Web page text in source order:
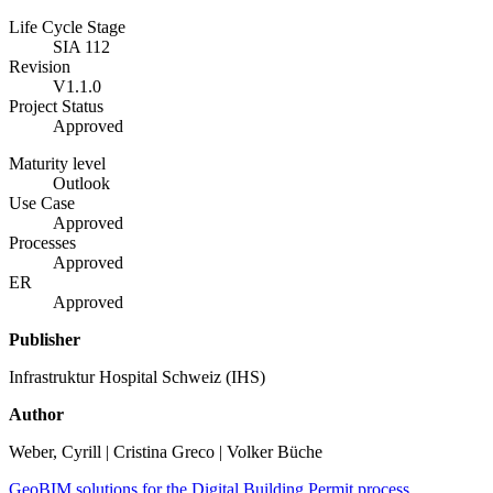
Life Cycle Stage
SIA 112
Revision
V1.1.0
Project Status
Approved
Maturity level
Outlook
Use Case
Approved
Processes
Approved
ER
Approved
Publisher
Infrastruktur Hospital Schweiz (IHS)
Author
Weber, Cyrill | Cristina Greco | Volker Büche
GeoBIM solutions for the Digital Building Permit process